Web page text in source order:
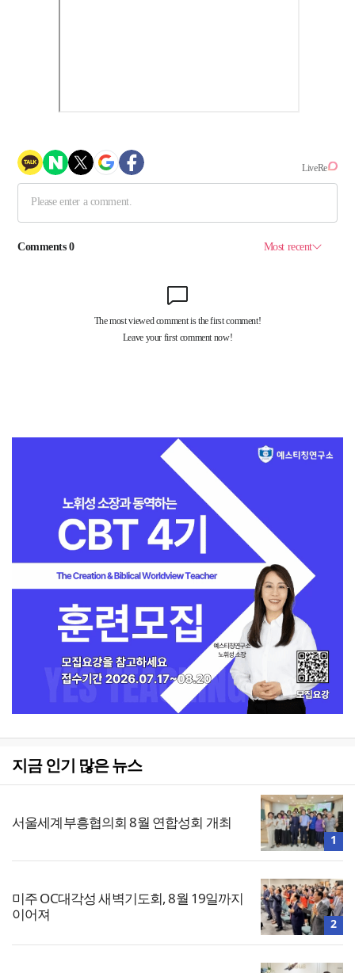
지금 인기 많은 뉴스
서울세계부흥협의회 8월 연합성회 개최
1
미주 OC대각성 새벽기도회, 8월 19일까지
이어져
2